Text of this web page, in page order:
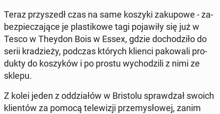
Teraz przy­szedł czas na same koszyki za­ku­po­we - za­
bez­pie­cza­ją­ce je pla­sti­ko­we tagi po­ja­wi­ły się już w
Tesco w Theydon Bois w Essex, gdzie do­cho­dzi­ło do
serii kra­dzie­ży, podczas których klienci pa­ko­wa­li pro­
duk­ty do ko­szy­ków i po prostu wy­cho­dzi­li z nimi ze
sklepu.
Z kolei jeden z od­dzia­łów w Bri­sto­lu spraw­dzał swoich
klien­tów za pomocą te­le­wi­zji prze­my­sło­wej, zanim